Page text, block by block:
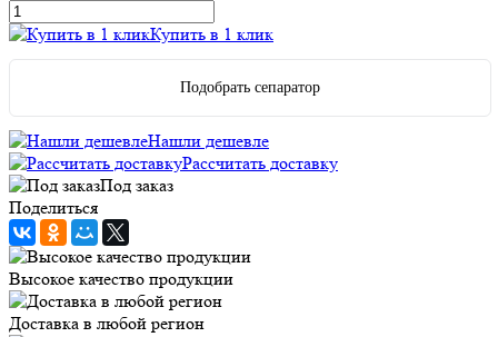
Купить в 1 клик
Подобрать сепаратор
Нашли дешевле
Рассчитать доставку
Под заказ
Поделиться
Высокое качество продукции
Доставка в любой регион